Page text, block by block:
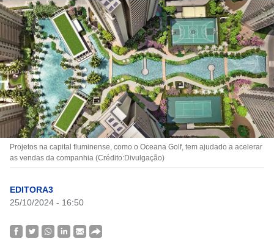
Projetos na capital fluminense, como o Oceana Golf, tem ajudado a acelerar
as vendas da companhia (Crédito:Divulgação)
EDITORA3
25/10/2024 - 16:50